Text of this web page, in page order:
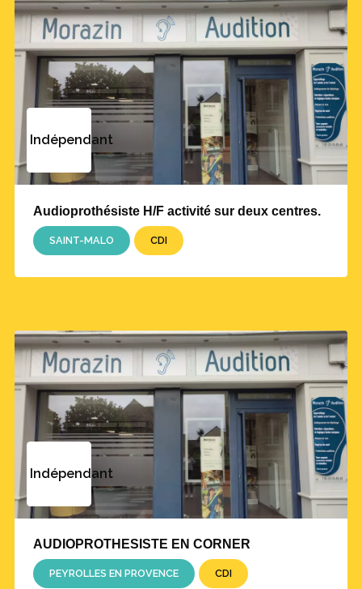
Indépendant
Audioprothésiste H/F activité sur deux centres.
SAINT-MALO CDI
Indépendant
AUDIOPROTHESISTE EN CORNER
PEYROLLES EN PROVENCE CDI